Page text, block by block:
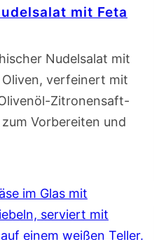
mit Feta
Nudelsalat mit
Oliven, verfeinert mit
Zitronensaft-
Vorbereiten und